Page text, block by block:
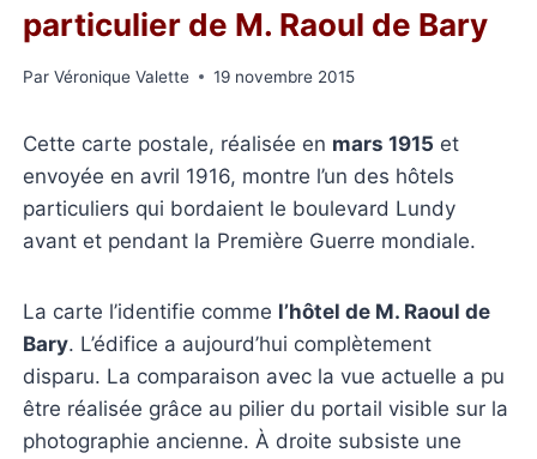
particulier de M. Raoul de Bary
Par Véronique Valette 19 novembre 2015
Cette carte postale, réalisée en mars 1915 et
envoyée en avril 1916, montre l’un des hôtels
particuliers qui bordaient le boulevard Lundy
avant et pendant la Première Guerre mondiale.
La carte l’identifie comme l’hôtel de M. Raoul de
Bary. L’édifice a aujourd’hui complètement
disparu. La comparaison avec la vue actuelle a pu
être réalisée grâce au pilier du portail visible sur la
photographie ancienne. À droite subsiste une